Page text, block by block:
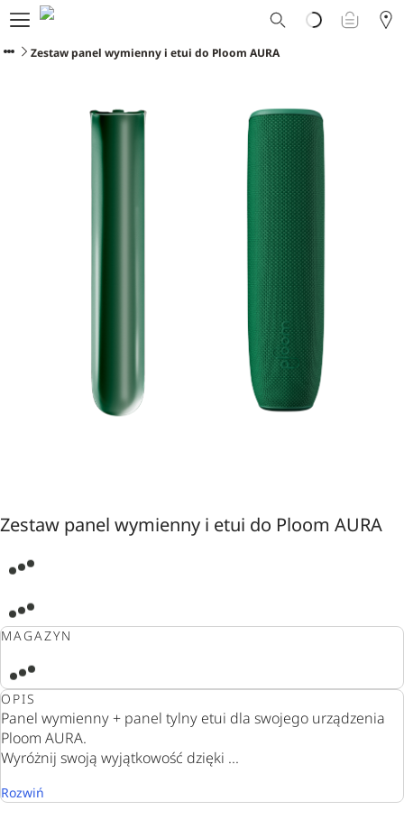
Dlaczego Ploom?
SklepZestaw panel wymienny i etui do Ploom AURA
Zestaw panel wymienny i etui do Ploom AURA
MAGAZYN
OPIS
Panel wymienny + panel tylny etui dla swojego urządzenia
Ploom AURA.
Wyróżnij swoją wyjątkowość dzięki ...
Rozwiń